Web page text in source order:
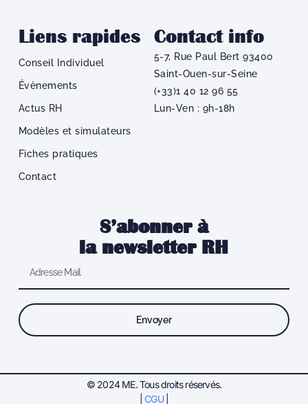
Liens rapides
Conseil Individuel
Évènements
Actus RH
Modèles et simulateurs
Fiches pratiques
Contact
Contact info
5-7, Rue Paul Bert 93400
Saint-Ouen-sur-Seine
(+33)1 40 12 96 55​
Lun-Ven : 9h-18h
S’abonner à
la newsletter RH
Envoyer
© 2024 ME. Tous droits réservés.
CGU|